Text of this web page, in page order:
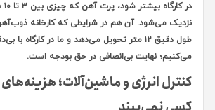
نزدیک می‌شود. آن هم در شرایطی که کارخانه
طول دقیق ۱۲ متر تحویل می‌دهد و ما در کارگاه
می‌کنیم؛ نهایت بی‌انصافی در حق بودجه است.
کنترل انرژی و ماشین‌آلات؛